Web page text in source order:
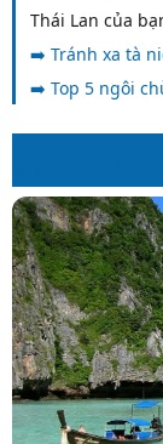
Thái Lan của
➡️ Tránh xa tà
➡️ Top 5 ngôi